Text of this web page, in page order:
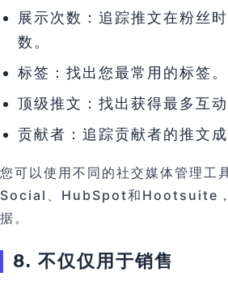
展示次数：追踪推文在粉丝
数。
标签：找出您最常用的标签。
顶级推文：找出获得最多互动
贡献者：追踪贡献者的推文成
您可以使用不同的社交媒体管理
Social、HubSpot和Hootsuite，
据。
8. 不仅仅用于销售